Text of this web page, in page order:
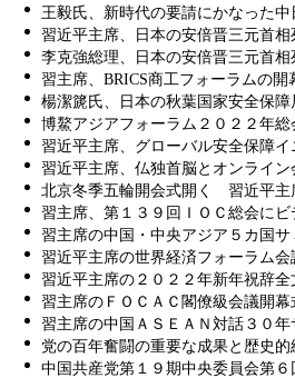
王毅氏、新時代の要請にかなった
習近平主席、日本の安倍晋三元首
李克強総理、日本の安倍晋三元首
習主席、BRICS商工フォーラムの開
楊潔篪氏、日本の秋葉国家安全保障
博鰲アジアフォーラム２０２２年
習近平主席、グローバル安全保障
習近平主席、仏独首脳とオンライン
北京冬季五輪開会式開く 習近平主
習主席、第１３９回ＩＯＣ総会にビ
習主席の中国・中央アジア５カ国
習近平主席の世界経済フォーラム会
習近平主席の２０２２年新年祝辞全
習主席のＦＯＣＡＣ閣僚級会議開幕
習主席の中国ＡＳＥＡＮ対話３０
党の百年奮闘の重要な成果と歴史
中国共産党第１９期中央委員会第